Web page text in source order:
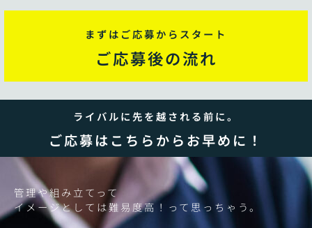
まずはご応募からスタート
ご応募後の流れ
ライバルに先を越される前に。
ご応募はこちらからお早めに！
管理や組み立てって
イメージとしては難易度高！って思っちゃう。